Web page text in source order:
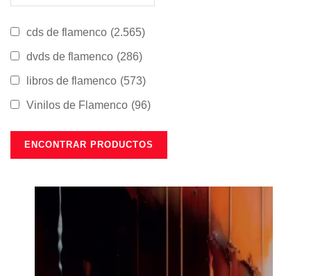
cds de flamenco (2.565)
dvds de flamenco (286)
libros de flamenco (573)
Vinilos de Flamenco (96)